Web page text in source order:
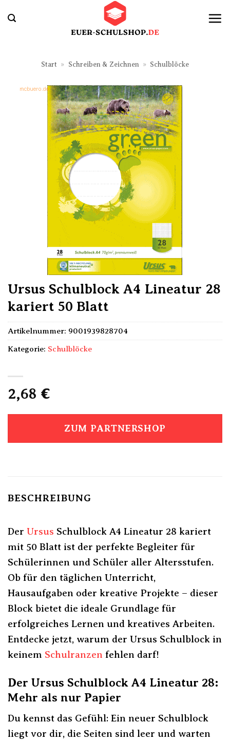
Inhalt
Start » Schreiben & Zeichnen » Schulblöcke
Ursus Schulblock A4 Lineatur 28
kariert 50 Blatt
2,68 €
ZUM PARTNERSHOP
Artikelnummer: 9001939828704
Kategorie: Schulblöcke
BESCHREIBUNG
Der Ursus Schulblock A4 Lineatur 28 kariert
mit 50 Blatt ist der perfekte Begleiter für
Schülerinnen und Schüler aller Altersstufen.
Ob für den täglichen Unterricht,
Hausaufgaben oder kreative Projekte – dieser
Block bietet die ideale Grundlage für
erfolgreiches Lernen und kreatives Arbeiten.
Entdecke jetzt, warum der Ursus Schulblock in
keinem Schulranzen fehlen darf!
Der Ursus Schulblock A4 Lineatur 28:
Mehr als nur Papier
Du kennst das Gefühl: Ein neuer Schulblock
liegt vor dir, die Seiten sind leer und warten